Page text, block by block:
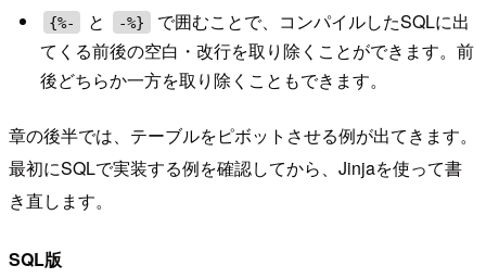
{%- と -%}
で囲むことで、コンパイルしたSQLに出
てくる前後の空白・改行を取り除くことができます。前
後どちらか一方を取り除くこともできます。
章の後半では、テーブルをピボットさせる例が出てきます。
最初にSQLで実装する例を確認してから、Jinjaを使って書
き直します。
SQL版